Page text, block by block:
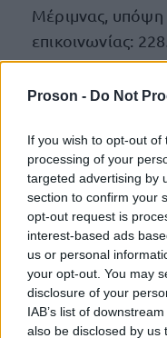
Proson - Do Not
If you wish to opt-out
processing of your
targeted advertising by
section to confirm your
opt-out request is
interest-based ads
us or personal
your opt-out. You may
disclosure of your
IAB’s list of
also be disclosed by us
Μέριμνας, υπόψη
επικοινωνίας:
Η προθεσμία
Παρασκευή, 17
ΔείτεΕΔΩτην
Μείνετε
ενημερώνεστε
δήμους.